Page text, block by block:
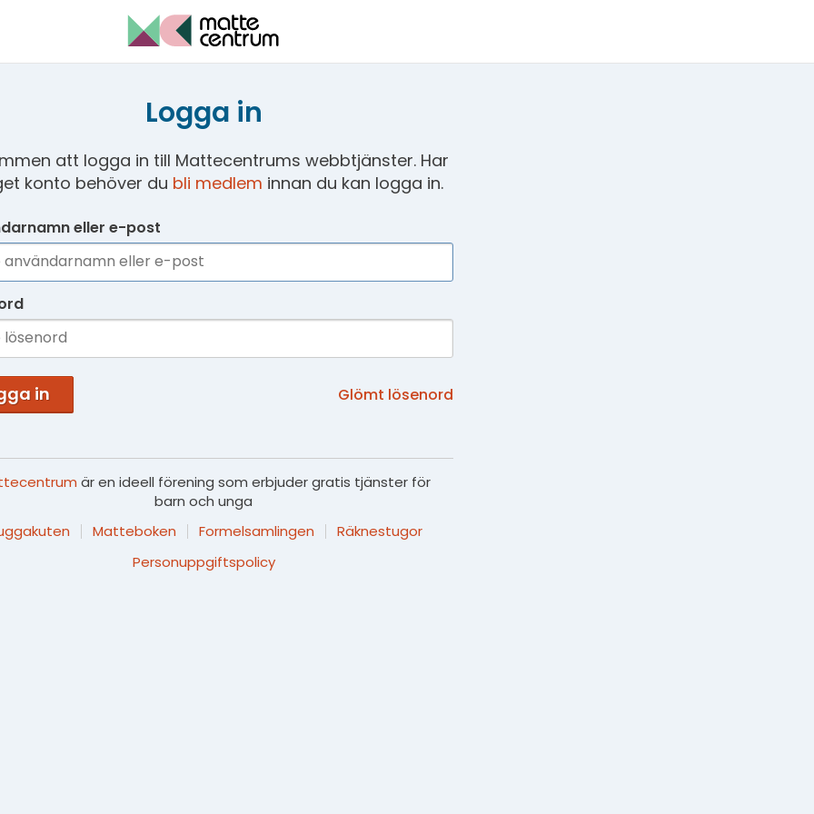
Logga in
att logga in till Mattecentrums webbtjänster. Har
konto behöver du bli medlem innan du kan logga in.
eller e-post
in Glömt lösenord
är en ideell förening som erbjuder gratis tjänster för
barn och unga
Matteboken Formelsamlingen
Räknestugor
Personuppgiftspolicy